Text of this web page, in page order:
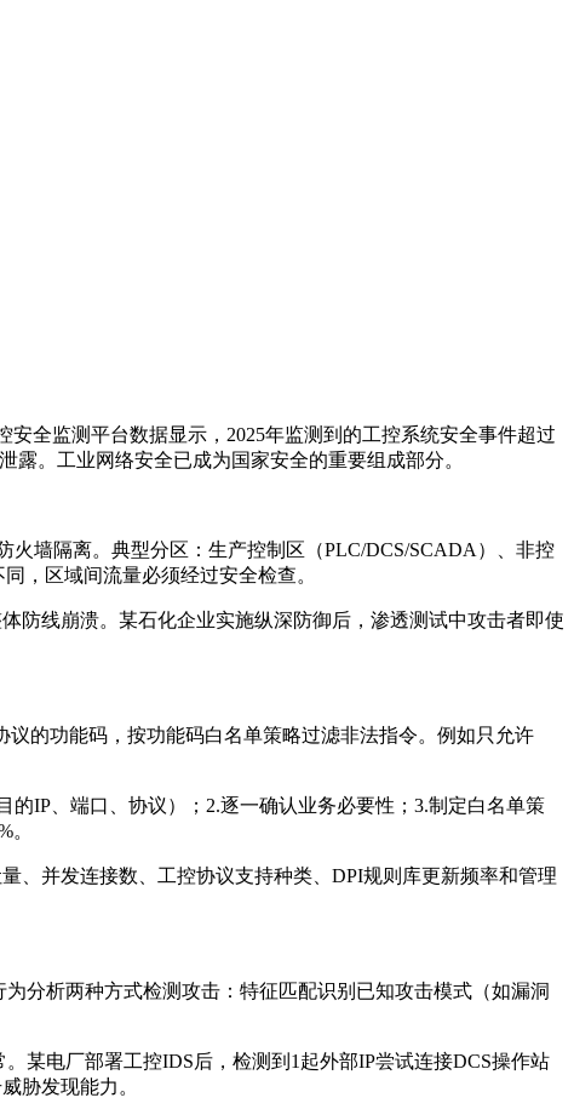
全监测平台数据显示，2025年监测到的工控系统安全事件超过
。工业网络安全已成为国家安全的重要组成部分。
墙隔离。典型分区：生产控制区（PLC/DCS/SCADA）、非控
，区域间流量必须经过安全检查。
线崩溃。某石化企业实施纵深防御后，渗透测试中攻击者即使
的功能码，按功能码白名单策略过滤非法指令。例如只允许
IP、端口、协议）；2.逐一确认业务必要性；3.制定白名单策
。
、并发连接数、工控协议支持种类、DPI规则库更新频率和管理
分析两种方式检测攻击：特征匹配识别已知攻击模式（如漏洞
某电厂部署工控IDS后，检测到1起外部IP尝试连接DCS操作站
胁发现能力。